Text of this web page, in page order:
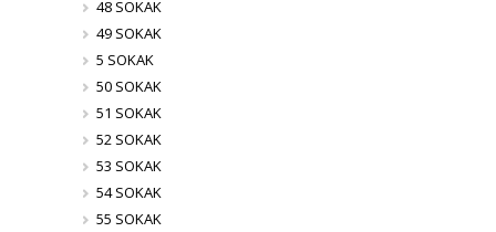
48 SOKAK
49 SOKAK
5 SOKAK
50 SOKAK
51 SOKAK
52 SOKAK
53 SOKAK
54 SOKAK
55 SOKAK